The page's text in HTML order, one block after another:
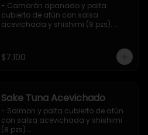
- Camarón apanado y palta
cubierto de atún con salsa
acevichada y shishimi (8 pzs).
$7.100
Sake Tuna Acevichado
- Salmon y palta cubierto de atún
con salsa acevichada y shishimi
(8 pzs).